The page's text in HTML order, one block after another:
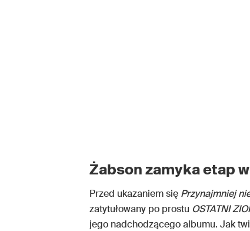
Żabson zamyka etap
Przed ukazaniem się Przynajmniej
zatytułowany po prostu OSTATNI
jego nadchodzącego albumu. Jak